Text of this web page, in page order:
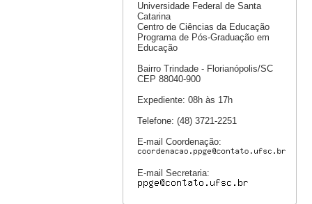
Universidade Federal de Santa
Catarina
Centro de Ciências da Educação
Programa de Pós-Graduação em
Educação
Bairro Trindade - Florianópolis/SC
CEP 88040-900
Expediente: 08h às 17h
Telefone: (48) 3721-2251
E-mail Coordenação:
E-mail Secretaria: